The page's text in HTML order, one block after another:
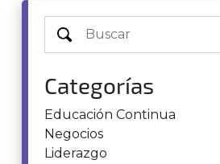
Categorías
Educación Continua
Negocios
Liderazgo